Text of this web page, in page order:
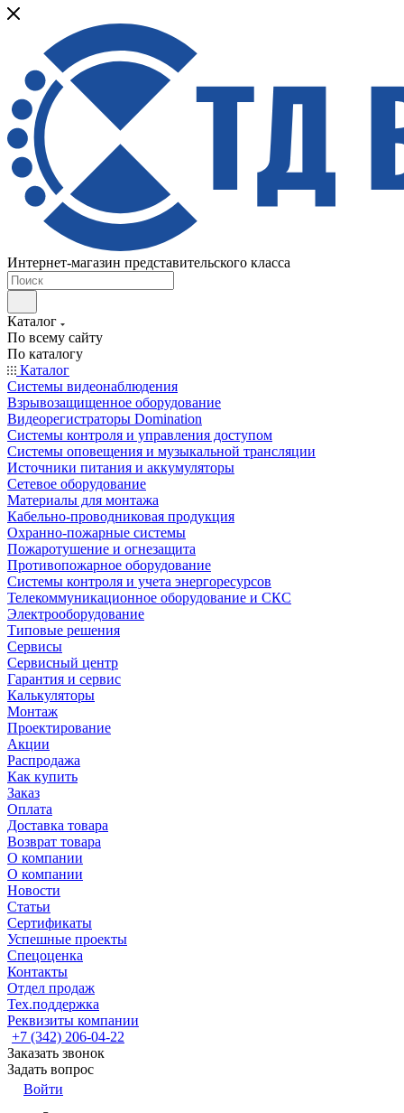
Интернет-магазин представительского класса
Каталог
По всему сайту
По каталогу
Каталог
Системы видеонаблюдения
Взрывозащищенное оборудование
Видеорегистраторы Domination
Системы контроля и управления доступом
Системы оповещения и музыкальной трансляции
Источники питания и аккумуляторы
Сетевое оборудование
Материалы для монтажа
Кабельно-проводниковая продукция
Охранно-пожарные системы
Пожаротушение и огнезащита
Противопожарное оборудование
Системы контроля и учета энергоресурсов
Телекоммуникационное оборудование и СКС
Электрооборудование
Типовые решения
Сервисы
Сервисный центр
Гарантия и сервис
Калькуляторы
Монтаж
Проектирование
Акции
Распродажа
Как купить
Заказ
Оплата
Доставка товара
Возврат товара
О компании
О компании
Новости
Статьи
Сертификаты
Успешные проекты
Спецоценка
Контакты
Отдел продаж
Тех.поддержка
Реквизиты компании
+7 (342) 206-04-22
Заказать звонок
Задать вопрос
Войти